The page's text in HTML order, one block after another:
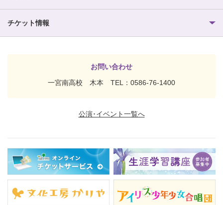
チケット情報
お問い合わせ
一宮南高校 木本 TEL：0586-76-1400
公演･イベント一覧へ